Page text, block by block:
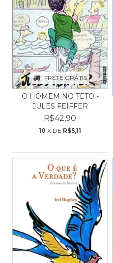
FRETE GRÁTIS
O HOMEM NO TETO -
JULES FEIFFER
R$42,90
10 X DE R$5,11